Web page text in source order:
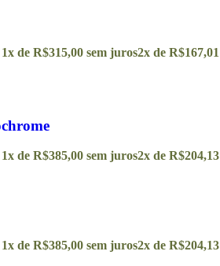
1x de R$315,00 sem juros2x de R$167,01
1x de R$385,00 sem juros2x de R$204,13
1x de R$385,00 sem juros2x de R$204,13